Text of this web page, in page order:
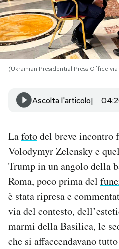
PODCAST
NEWSLETTER
I MIEI PREFERITI
SHOP
CALENDARIO
AREA PERSONALE
Area Personale
Newsletter
Notifiche mobile
Regala il Post
Hai bisogno di aiuto?
(Ukrainian Presidential Press Office via
Ascolta l'articolo
Lafotodel breve incontro
Volodymyr Zelensky e
Trump in un angolo della
Roma, poco prima del
è stata ripresa e
via del contesto,
marmi della Basilica, le
che si affaccendavano